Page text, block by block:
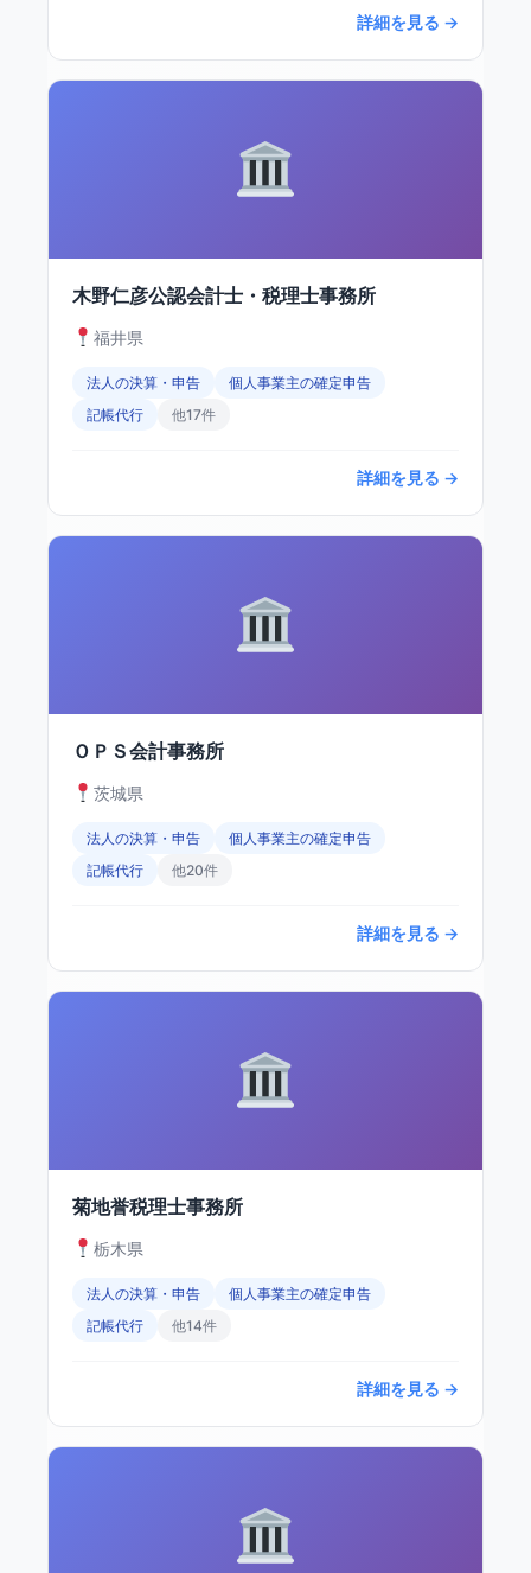
詳細を見る →
木野仁彦公認会計士・税理士事務所
福井県
法人の決算・申告
個人事業主の確定申告
記帳代行
他17件
詳細を見る →
ＯＰＳ会計事務所
茨城県
法人の決算・申告
個人事業主の確定申告
記帳代行
他20件
詳細を見る →
菊地誉税理士事務所
栃木県
法人の決算・申告
個人事業主の確定申告
記帳代行
他14件
詳細を見る →